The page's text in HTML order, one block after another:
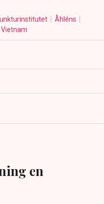
Åhléns
Vietnam
en